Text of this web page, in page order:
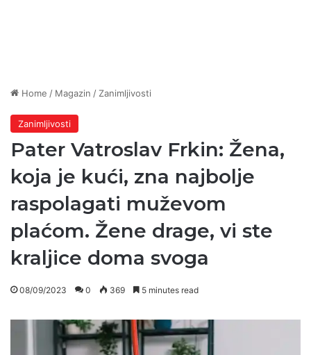
Home / Magazin / Zanimljivosti
Zanimljivosti
Pater Vatroslav Frkin: Žena,
koja je kući, zna najbolje
raspolagati muževom
plaćom. Žene drage, vi ste
kraljice doma svoga
08/09/2023 0 369 5 minutes read